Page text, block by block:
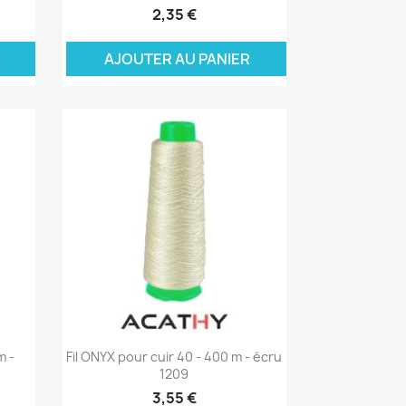
2,35 €
AJOUTER AU PANIER
-
Aperçu rapide
Fil ONYX pour cuir 40 - 400 m - écru
1209
3,55 €